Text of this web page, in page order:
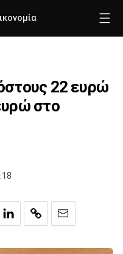
22 ευρώ
στο